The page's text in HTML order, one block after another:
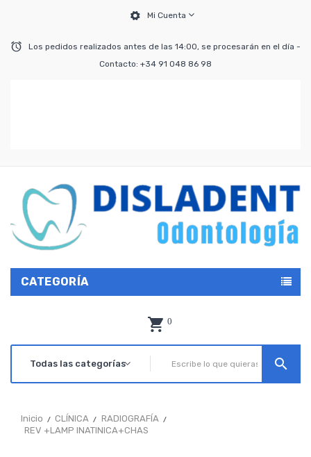
Mi Cuenta
Los pedidos realizados antes de las 14:00, se procesarán en el día -
Contacto: +34 91 048 86 98
CATEGORÍA
0
search
Inicio CLÍNICA
RADIOGRAFÍA
REV +LAMP INATINICA+CHAS